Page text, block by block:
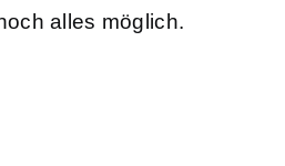
alles möglich.